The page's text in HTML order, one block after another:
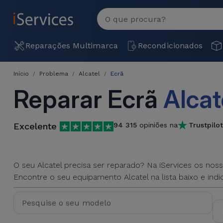
Reparações Multimarca Recondicionados
MENU
Reparações
Por
Avaria
Macbook
/ iMac
iPhones
Recondicionados
Recondicionados
iPads
Recondicionados
Produtos
Novidades
Cabos
Promoções
Retomas
Ver
Início Problema Alcatel Ecrã
Reparar Ecrã
Excelente 94 315opiniões na Trustpilot
O seu Alcatel precisa ser reparado? Na iServices os
Encontre o seu equipamento Alcatel na lista baixo e